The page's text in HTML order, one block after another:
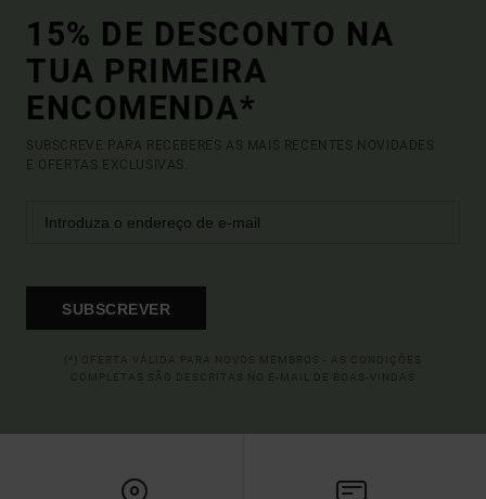
15% DE DESCONTO NA
TUA PRIMEIRA
ENCOMENDA*
SUBSCREVE PARA RECEBERES AS MAIS RECENTES NOVIDADES
E OFERTAS EXCLUSIVAS.
SUBSCREVER